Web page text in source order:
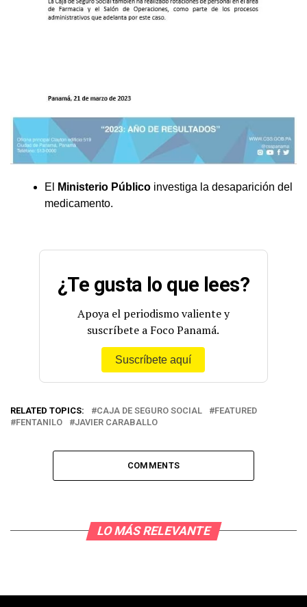
El Ministerio Público investiga la desaparición del
medicamento.
¿Te gusta lo que lees?
Apoya el periodismo valiente y
suscríbete a Foco Panamá.
Suscríbete aquí
RELATED TOPICS: CAJA DE SEGURO SOCIAL
FEATURED
FENTANILO
JAVIER CARABALLO
COMMENTS
LO MÁS RELEVANTE